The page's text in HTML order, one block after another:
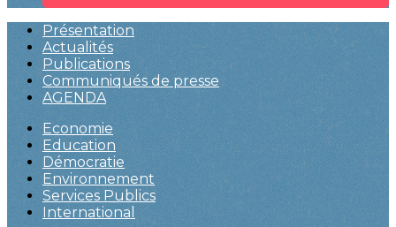
Présentation
Actualités
Publications
Communiqués de presse
AGENDA
Economie
Education
Démocratie
Environnement
Services Publics
International